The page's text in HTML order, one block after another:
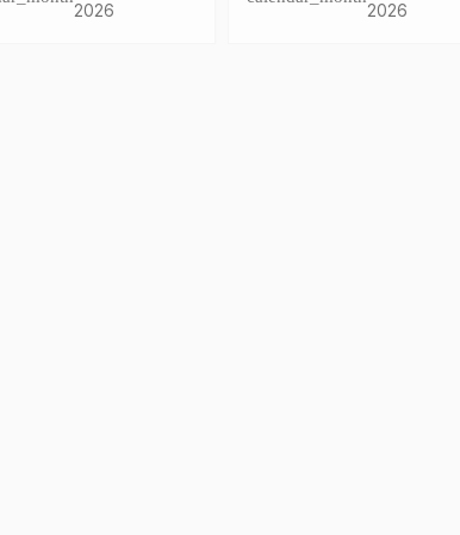
Begal, Ini Dua
2026
Ditangkap, Satu Pelaku
2026